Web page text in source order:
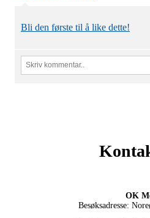
Bli den første til å like dette!
OK
Besøksadresse: